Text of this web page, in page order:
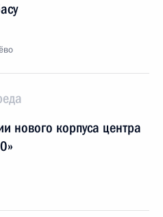
нового корпуса центра